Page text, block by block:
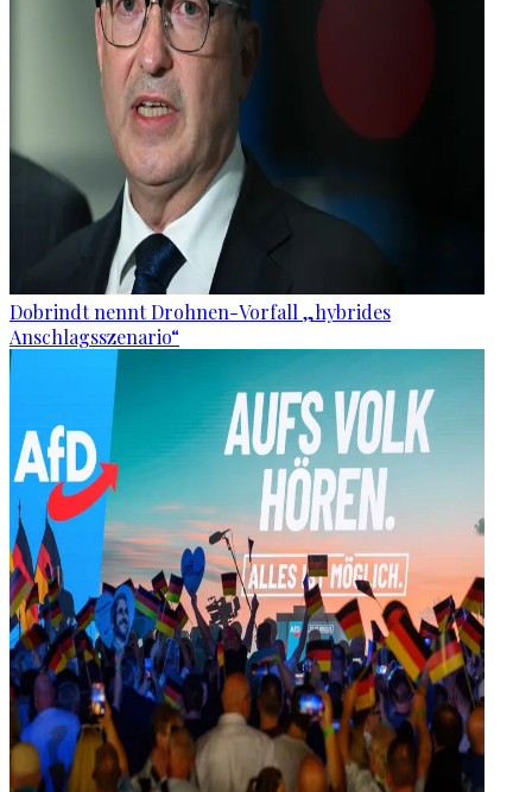
Dobrindt nennt Drohnen-Vorfall „hybrides
Anschlagsszenario“